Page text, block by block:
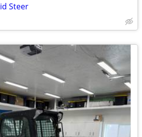
Steer